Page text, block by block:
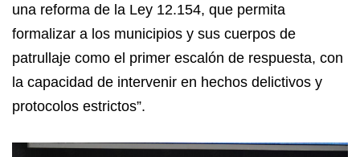
una reforma de la Ley 12.154, que permita
formalizar a los municipios y sus cuerpos de
patrullaje como el primer escalón de respuesta, con
la capacidad de intervenir en hechos delictivos y
protocolos estrictos”.